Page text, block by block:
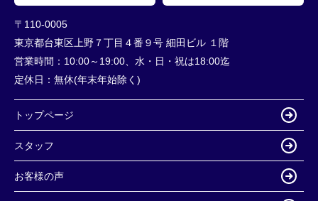
〒110-0005
東京都台東区上野７丁目４番９号 細田ビル １階
営業時間： 10:00～19:00、水・日・祝は18:00迄
定休日： 無休(年末年始除く)
トップページ
スタッフ
お客様の声